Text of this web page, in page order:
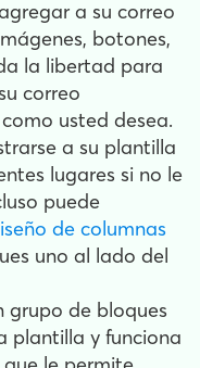
a su correo
botones,
la libertad para
correo
usted desea.
a su plantilla
lugares si no le
puede
de columnas
uno al lado del
grupo de bloques
plantilla y funciona